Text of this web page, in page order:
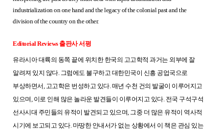
industrialization on one hand and the legacy of the colonial past and the
division of the country on the other.
Editorial Reviews 출판사 서평
유라시아 대륙의 동쪽 끝에 위치한 한국의 고고학적 과거는 외부에 잘
알려져 있지 않다. 그럼에도 불구하고 대한민국이 신흥 공업국으로
부상하면서, 고고학은 번성하고 있다. 매년 수천 건의 발굴이 이루어지고
있으며, 이로 인해 많은 놀라운 발견들이 이루어지고 있다. 전국 구석구석
선사시대 주민들의 유적이 발견되고 있으며, 그중 더 많은 유적이 역사적
시기에 보고되고 있다. 마땅한 안내서가 없는 상황에서 이 책은 관심 있는